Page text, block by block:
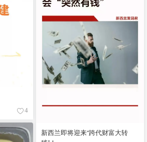
4
新西兰即将迎来“跨代财富大转